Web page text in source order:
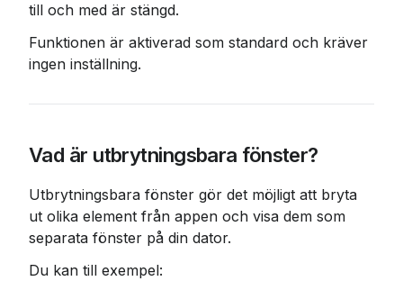
till och med är stängd.
Funktionen är aktiverad som standard och kräver
ingen inställning.
Vad är utbrytningsbara fönster?
Utbrytningsbara fönster gör det möjligt att bryta
ut olika element från appen och visa dem som
separata fönster på din dator.
Du kan till exempel: